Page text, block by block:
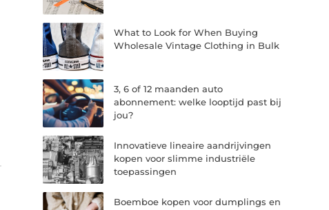
What to Look for When Buying
Wholesale Vintage Clothing in Bulk
3, 6 of 12 maanden auto
abonnement: welke looptijd past bij
jou?
Innovatieve lineaire aandrijvingen
kopen voor slimme industriële
toepassingen
Boemboe kopen voor dumplings en